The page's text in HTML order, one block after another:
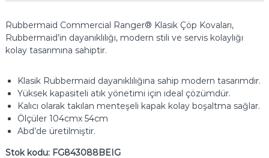
Rubbermaid Commercial Ranger® Klasik Çöp Kovaları,
Rubbermaid’in dayanıklılığı, modern stili ve servis kolaylığı
kolay tasarımına sahiptir.
Klasik Rubbermaid dayanıklılığına sahip modern tasarımdır.
Yüksek kapasiteli atık yönetimi için ideal çözümdür.
Kalıcı olarak takılan menteşeli kapak kolay boşaltma sağlar.
Ölçüler 104cmx 54cm
Abd’de üretilmiştir.
Stok kodu: FG843088BEIG